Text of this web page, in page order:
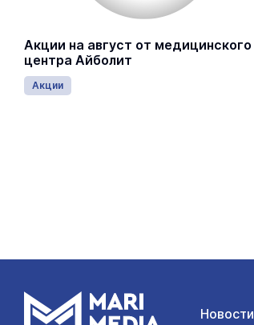
Акции на август от медицинского
центра Айболит
Акции
Новости